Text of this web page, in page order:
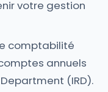
votre gestion
comptabilité
annuels
(IRD).